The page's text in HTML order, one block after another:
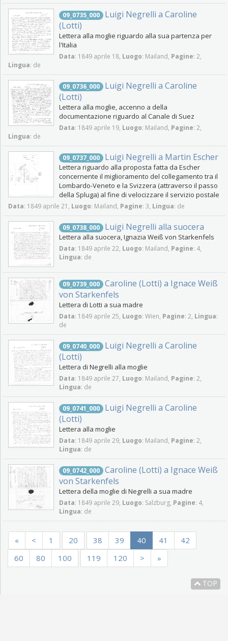
09_0735_000
Luigi Negrelli a Caroline
(Lotti)
Lettera alla moglie riguardo alla sua partenza per
l'Italia
Data: 1849 aprile 18, Luogo: Mailand, Pagine: 2,
Lingua: de
09_0736_000
Luigi Negrelli a Caroline
(Lotti)
Lettera alla moglie, accenno a della
documentazione riguardo al Canale di Suez
Data: 1849 aprile 19, Luogo: Mailand, Pagine: 2,
Lingua: de
09_0737_000 Luigi Negrelli a Martin Escher
Lettera riguardo alla proposta fatta da Escher
concernente il miglioramento del collegamento tra il
Lombardo-Veneto e la Svizzera (attraverso il passo
della Spluga) al fine di velocizzare il servizio postale
Data: 1849 aprile 21, Luogo: Mailand, Pagine: 3, Lingua: de
09_0738_000 Luigi Negrelli alla suocera
Lettera alla suocera, Ignazia Weiß von Starkenfels
Data: 1849 aprile 22, Luogo: Mailand, Pagine: 4,
Lingua: de
09_0739_000 Caroline (Lotti) a Ignace Weiß
von Starkenfels
Lettera di Lotti a sua madre
Data: 1849 aprile 25, Luogo: Wien, Pagine: 2, Lingua:
de
09_0740_000
Luigi Negrelli a Caroline
(Lotti)
Lettera di Negrelli alla moglie
Data: 1849 aprile 27, Luogo: Mailand, Pagine: 2,
Lingua: de
09_0741_000
Luigi Negrelli a Caroline
(Lotti)
Lettera alla moglie
Data: 1849 aprile 29, Luogo: Mailand, Pagine: 2,
Lingua: de
09_0742_000 Caroline (Lotti) a Ignace Weiß
von Starkenfels
Lettera della moglie di Negrelli a sua madre
Data: 1849 aprile 29, Luogo: Salzburg, Pagine: 4,
Lingua: de
« < 1 20 38 39 40 41
42
60
80 100 119 120 > »
TOP